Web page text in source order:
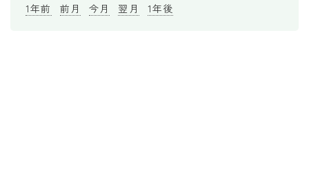
1年前 前月 今月 翌月 1年後